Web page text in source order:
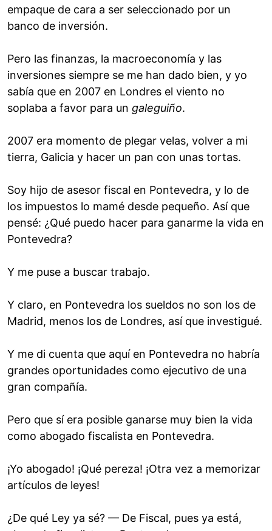
empaque de cara a ser seleccionado por un
banco de inversión.
Pero las finanzas, la macroeconomía y las
inversiones siempre se me han dado bien, y yo
sabía que en 2007 en Londres el viento no
soplaba a favor para un galeguiño.
2007 era momento de plegar velas, volver a mi
tierra, Galicia y hacer un pan con unas tortas.
Soy hijo de asesor fiscal en Pontevedra, y lo de
los impuestos lo mamé desde pequeño. Así que
pensé: ¿Qué puedo hacer para ganarme la vida en
Pontevedra?
Y me puse a buscar trabajo.
Y claro, en Pontevedra los sueldos no son los de
Madrid, menos los de Londres, así que investigué.
Y me di cuenta que aquí en Pontevedra no habría
grandes oportunidades como ejecutivo de una
gran compañía.
Pero que sí era posible ganarse muy bien la vida
como abogado fiscalista en Pontevedra.
¡Yo abogado! ¡Qué pereza! ¡Otra vez a memorizar
artículos de leyes!
¿De qué Ley ya sé? — De Fiscal, pues ya está,